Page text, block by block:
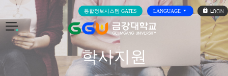
전
체
통합정보시스템 GATES LANGUAGE
로
그
인
학사지원